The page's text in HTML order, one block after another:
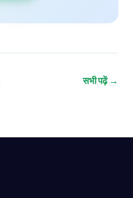
सभी पढ़ें →